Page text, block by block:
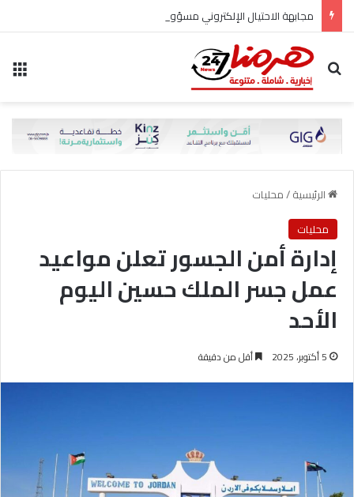
مجابهة الاحتيال الإلكتروني مسؤولية مشتركة
بحث عن
الرئيسية/محليات
محليات
إدارة أمن الجسور تعلن مواعيد
عمل جسر الملك حسين اليوم
الأحد
5 أكتوبر، 2025 أقل من دقيقة